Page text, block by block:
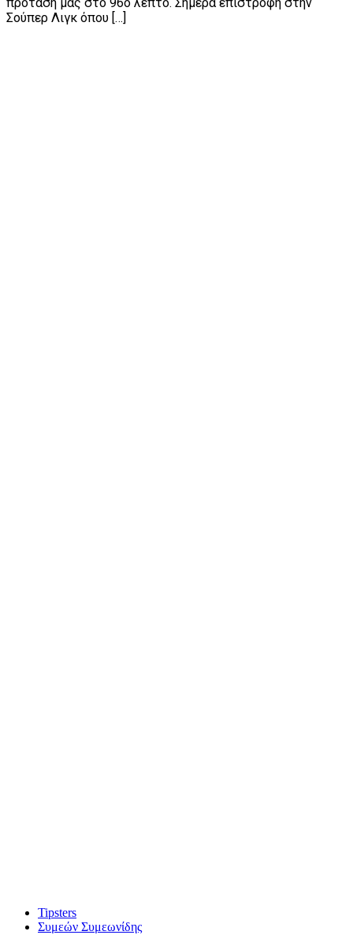
πρότασή μας στο 96o λεπτό. Σήμερα επιστροφή στην
Σούπερ Λιγκ όπου […]
Tipsters
Συμεών Συμεωνίδης